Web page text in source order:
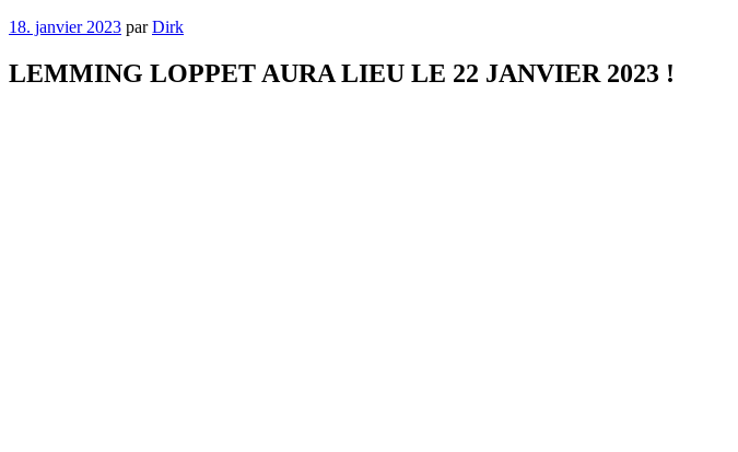
Publié
18. janvier 2023 parDirk
LEMMING LOPPET AURA LIEU LE 22 JANVIER 2023 !